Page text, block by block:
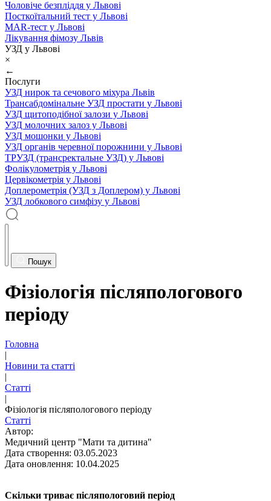
Чоловіче безпліддя у Львові
Посткоїтальний тест у Львові
MAR-тест у Львові
Лікування фімозу Львів
УЗД у Львові
×
←
Послуги
УЗД нирок та сечового міхура Львів
Трансабдомінальне УЗД простати у Львові
УЗД щитоподібної залози у Львові
УЗД молочних залоз у Львові
УЗД мошонки у Львові
УЗД органів черевної порожнини у Львові
ТРУЗД (трансректальне УЗД) у Львові
Фолікулометрія у Львові
Цервікометрія у Львові
Доплерометрія (УЗД з Доплером) у Львові
УЗД лобкового симфізу у Львові
Пошук
Фізіологія післяпологового
періоду
Головна
|
Новини та статті
|
Статті
|
Фізіологія післяпологового періоду
Статті
Автор:
Медичний центр "Мати та дитина"
Дата створення: 03.05.2023
Дата оновлення: 10.04.2025
Скільки триває післяпологовий період